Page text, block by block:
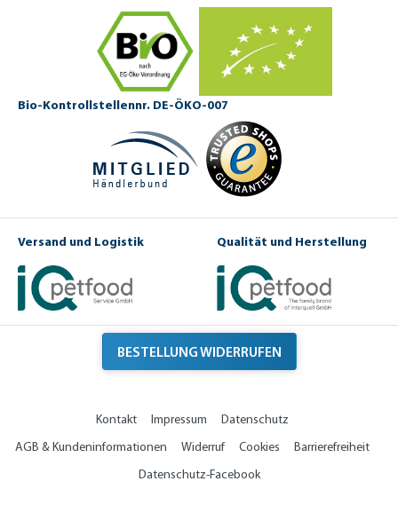
Bio-Kontrollstellennr. DE-ÖKO-007
Versand und Logistik Qualität und Herstellung
BESTELLUNG WIDERRUFEN
Kontakt Impressum
Datenschutz
AGB & Kundeninformationen
Widerruf Cookies
Barrierefreiheit
Datenschutz-Facebook